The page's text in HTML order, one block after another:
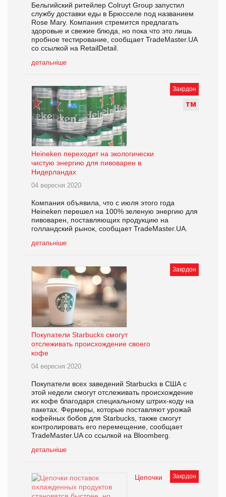
Бельгийский ритейлер Colruyt Group запустил
службу доставки еды в Брюсселе под названием
Rose Mary. Компания стремится предлагать
здоровые и свежие блюда, но пока что это лишь
пробное тестирование, сообщает TradeMaster.UA
со ссылкой на RetailDetail.
детальніше
Закрдон
ТМ
Heineken переходит на экологически
чистую энергию для пивоварен в
Нидерландах
04 вересня 2020
Компания объявила, что с июля этого года
Heineken перешел на 100% зеленую энергию для
пивоварен, поставляющих продукцию на
голландский рынок, сообщает TradeMaster.UA.
детальніше
Закрдон
Покупатели Starbucks смогут
отслеживать происхождение своего
кофе
04 вересня 2020
Покупатели всех заведений Starbucks в США с
этой недели смогут отслеживать происхождение
их кофе благодаря специальному штрих-коду на
пакетах. Фермеры, которые поставляют урожай
кофейных бобов для Starbucks, также смогут
контролировать его перемещение, сообщает
TradeMaster.UA со ссылкой на Bloomberg.
детальніше
Закрдон
Цепочки